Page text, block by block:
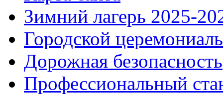
Зимний лагерь 2025-
Городской
Дорожная безопасность
Профессиональный